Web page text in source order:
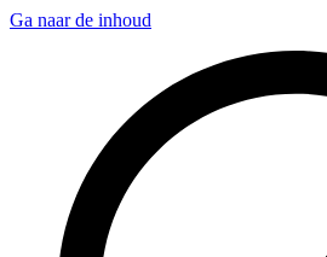
Ga naar de inhoud